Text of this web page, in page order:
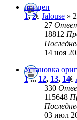
прицеп
1,2 Jalouse »
27
18812
14 ноя
Установка
1...12, 13, 14
330
115648
03 июл